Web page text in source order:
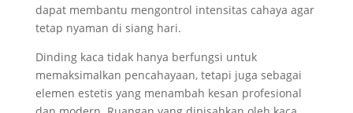
dapat membantu mengontrol intensitas cahaya agar
tetap nyaman di siang hari.
Dinding kaca tidak hanya berfungsi untuk
memaksimalkan pencahayaan, tetapi juga sebagai
elemen estetis yang menambah kesan profesional